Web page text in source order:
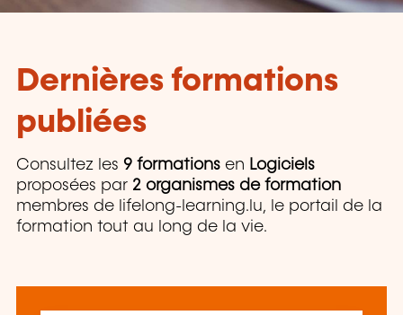
Dernières formations
publiées
Consultez les 9 formations en Logiciels
proposées par 2 organismes de formation
membres de lifelong-learning.lu, le portail de la
formation tout au long de la vie.